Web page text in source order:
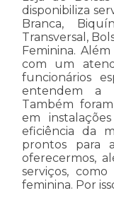
disponibiliza
Branca,
Transversal,
Feminina.
com um
funcionários
entendem a
Também
em
eficiência da
prontos para
oferecermos,
serviços,
feminina. Por